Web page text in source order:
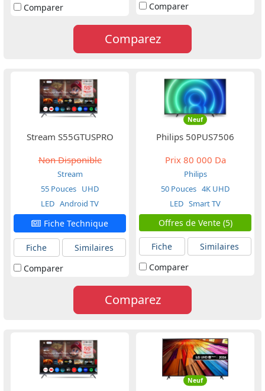
Comparer
Comparer
Comparez
Stream S55GTUSPRO
Non Disponible
Stream
55 Pouces UHD
LED Android TV
Fiche Technique
Fiche
Similaires
Comparer
Neuf
Philips 50PUS7506
Prix80 000 Da
Philips
50 Pouces 4K UHD
LED Smart TV
Offres de Vente (5)
Fiche
Similaires
Comparer
Comparez
Neuf